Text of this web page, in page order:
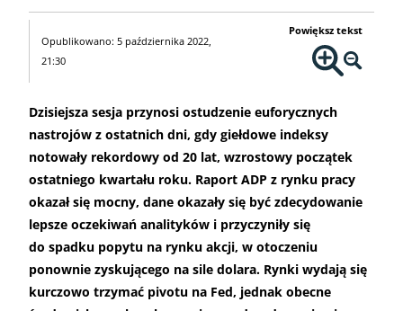
Opublikowano: 5 października 2022,
21:30
Powiększ tekst
Dzisiejsza sesja przynosi ostudzenie euforycznych
nastrojów z ostatnich dni, gdy giełdowe indeksy
notowały rekordowy od 20 lat, wzrostowy początek
ostatniego kwartału roku. Raport ADP z rynku pracy
okazał się mocny, dane okazały się być zdecydowanie
lepsze oczekiwań analityków i przyczyniły się
do spadku popytu na rynku akcji, w otoczeniu
ponownie zyskującego na sile dolara. Rynki wydają się
kurczowo trzymać pivotu na Fed, jednak obecne